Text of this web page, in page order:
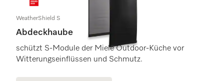
WeatherShield S
Abdeckhaube
schützt S-Module der Miele Outdoor-Küche vor
Witterungseinflüssen und Schmutz.